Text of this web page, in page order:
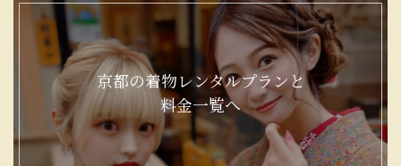
京都の着物レンタルプランと
料金一覧へ